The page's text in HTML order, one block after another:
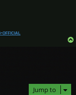
official
Jump to